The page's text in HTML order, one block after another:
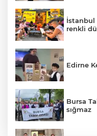
İstanbul
renkli
Edirne
Bursa
sığmaz